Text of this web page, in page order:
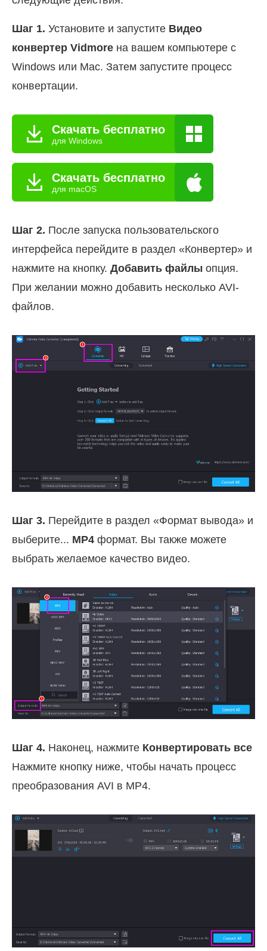
Шаг 1. Установите и запустите Видео
конвертер Vidmore на вашем компьютере с
Windows или Mac. Затем запустите процесс
конвертации.
Скачать бесплатно
для Windows
Скачать бесплатно
для macOS
Шаг 2. После запуска пользовательского
интерфейса перейдите в раздел «Конвертер» и
нажмите на кнопку. Добавить файлы опция.
При желании можно добавить несколько AVI-
файлов.
Шаг 3. Перейдите в раздел «Формат вывода» и
выберите... MP4 формат. Вы также можете
выбрать желаемое качество видео.
Шаг 4. Наконец, нажмите Конвертировать все
Нажмите кнопку ниже, чтобы начать процесс
преобразования AVI в MP4.